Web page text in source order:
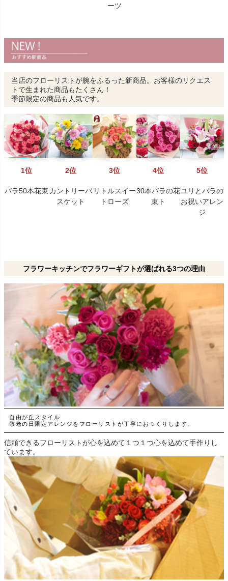
ーツ
当店のフローリストが腕をふるった新商品。お客様のリクエス
トで生まれた商品もたくさん！
季節限定の商品も人気です。
1位
バラ50本花束
2位
カントリーバ
スケット
3位
リトルスイー
トローズ
4位
30本バラの花
束ト
5位
ユリとバラの
お祝いアレン
ジ
フラワーキッチンでフラワーギフトが選ばれる3つの理由
自由が丘スタイル
敬老の日限定アレンジをフローリストが丁寧におつくりします。
信頼できるフローリストが心を込めて１つ１つ心を込めて手作りし
ています。